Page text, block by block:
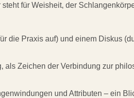
für Weisheit, der
die Praxis auf) und einem Diskus
als Zeichen der Verbindung zur
und Attributen – ein